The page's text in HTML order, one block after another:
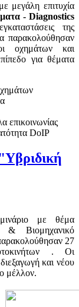
μεγάλη επιτυχία
- Diagnostics
της
παρακολούθησαν
οχημάτων και
για θέματα
επικοινωνίας
DoIP
με θέμα
Βιομηχανικό
27
. Οι
και νέου
μέλλον.